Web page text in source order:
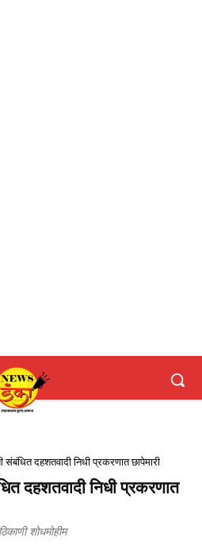
संबंधित दहशतवादी निधी प्रकरणात छापेमारी
दहशतवादी निधी प्रकरणात
शोधमोहीम